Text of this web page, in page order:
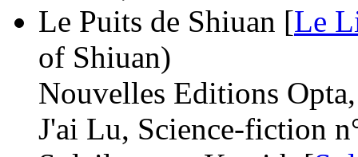
Le Puits de Shiuan [Le
of Shiuan)
Nouvelles Editions
J'ai Lu, Science-fiction